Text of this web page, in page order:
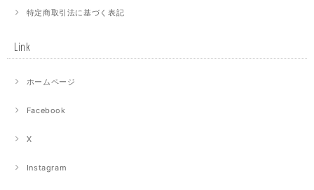
特定商取引法に基づく表記
Link
ホームページ
Facebook
X
Instagram